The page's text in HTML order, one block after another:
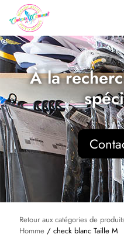
À la
Retour aux catégories de
Homme / check blanc Taille M